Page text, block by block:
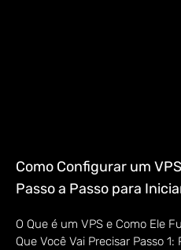
Como Configurar um
Passo a Passo para
O Que é um VPS e Como Ele
Que Você Vai Precisar Passo